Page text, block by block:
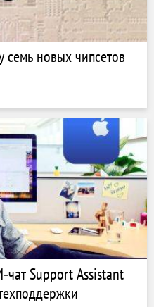
семь новых чипсетов
Support Assistant